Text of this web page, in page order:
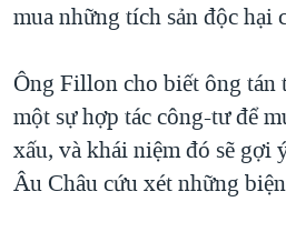
mua những tích sản độc hại
Ông Fillon cho biết ông tán
một sự hợp tác công-tư để
xấu, và khái niệm đó sẽ gợi
Âu Châu cứu xét những